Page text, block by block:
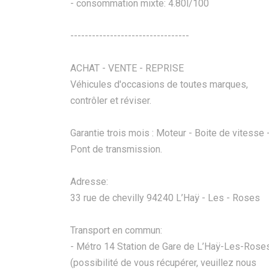
- consommation mixte: 4.80l/100
---------------------------------
ACHAT - VENTE - REPRISE
Véhicules d'occasions de toutes marques,
contrôler et réviser.
Garantie trois mois : Moteur - Boite de vitesse
Pont de transmission.
Adresse:
33 rue de chevilly 94240 L’Haÿ - Les - Roses
Transport en commun:
- Métro 14 Station de Gare de L’Haÿ-Les-
(possibilité de vous récupérer, veuillez nous